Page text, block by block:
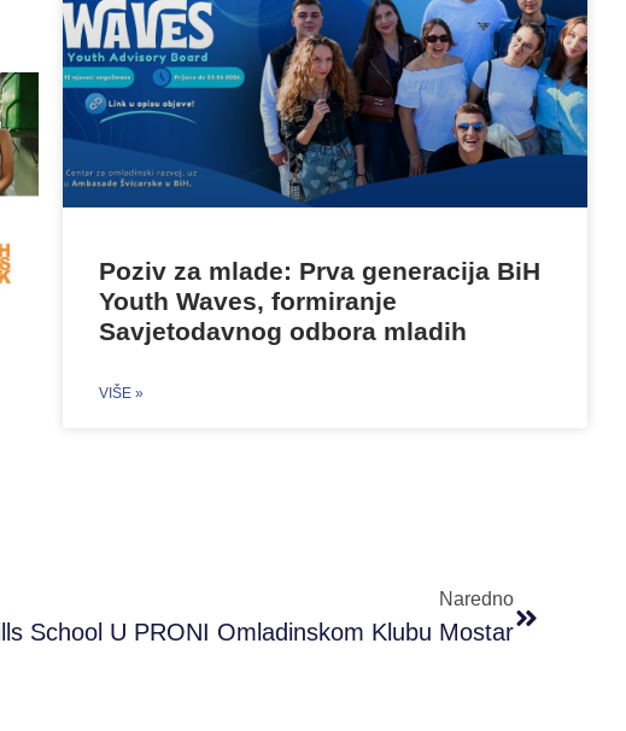
Poziv za mlade: Prva generacija BiH
Youth Waves, formiranje
Savjetodavnog odbora mladih
VIŠE »
Naredno
School U PRONI Omladinskom Klubu Mostar